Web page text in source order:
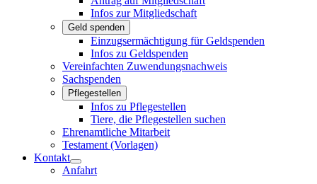
Infos zur Mitgliedschaft
Geld spenden
Einzugsermächtigung für Geldspenden
Infos zu Geldspenden
Vereinfachten Zuwendungsnachweis
Sachspenden
Pflegestellen
Infos zu Pflegestellen
Tiere, die Pflegestellen suchen
Ehrenamtliche Mitarbeit
Testament (Vorlagen)
Kontakt
Anfahrt